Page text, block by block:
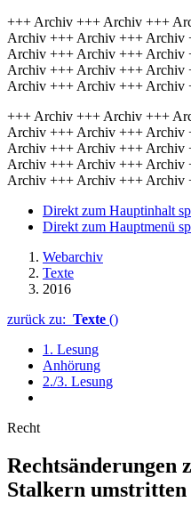
+++ Archiv +++ Archiv +++
Archiv +++ Archiv +++ Archiv
Archiv +++ Archiv +++ Archiv
Archiv +++ Archiv +++ Archiv
Archiv +++ Archiv +++ Archiv
+++ Archiv +++ Archiv +++
Archiv +++ Archiv +++ Archiv
Archiv +++ Archiv +++ Archiv
Archiv +++ Archiv +++ Archiv
Archiv +++ Archiv +++ Archiv
Direkt zum Hauptinhalt
Direkt zum Hauptmenü
Webarchiv
Texte
2016
zurück zu: Texte ()
1. Lesung
Anhörung
2./3. Lesung
Recht
Rechtsänderungen
Stalkern umstritten